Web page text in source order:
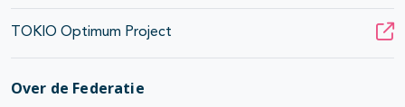
TOKIO Optimum Project
Over de Federatie